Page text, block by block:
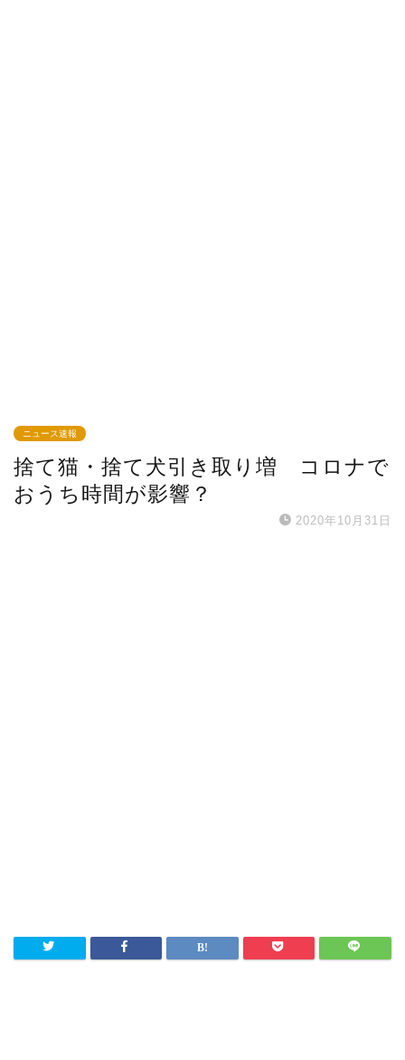
ニュース速報
捨て猫・捨て犬引き取り増 コロナで
おうち時間が影響？
2020年10月31日